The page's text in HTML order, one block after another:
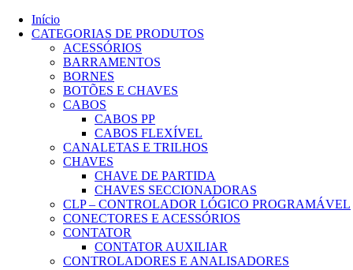
Início
CATEGORIAS DE PRODUTOS
ACESSÓRIOS
BARRAMENTOS
BORNES
BOTÕES E CHAVES
CABOS
CABOS PP
CABOS FLEXÍVEL
CANALETAS E TRILHOS
CHAVES
CHAVE DE PARTIDA
CHAVES SECCIONADORAS
CLP – CONTROLADOR LÓGICO PROGRAMÁVEL
CONECTORES E ACESSÓRIOS
CONTATOR
CONTATOR AUXILIAR
CONTROLADORES E ANALISADORES